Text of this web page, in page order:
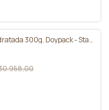
300g. Doypack - Star